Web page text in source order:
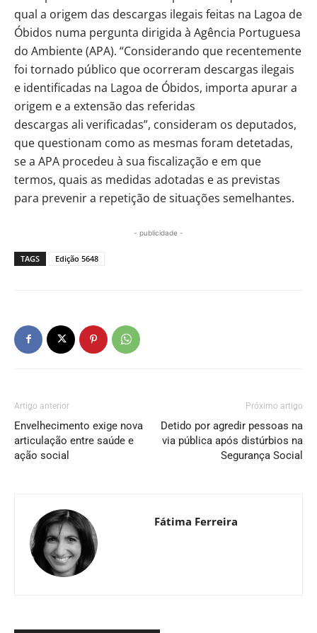
qual a origem das descargas ilegais feitas na Lagoa de
Óbidos numa pergunta dirigida à Agência Portuguesa
do Ambiente (APA). “Considerando que recentemente
foi tornado público que ocorreram descargas ilegais
e identificadas na Lagoa de Óbidos, importa apurar a
origem e a extensão das referidas
descargas ali verificadas”, consideram os deputados,
que questionam como as mesmas foram detetadas,
se a APA procedeu à sua fiscalização e em que
termos, quais as medidas adotadas e as previstas
para prevenir a repetição de situações semelhantes.
- publicidade -
TAGS Edição 5648
Artigo anterior
Envelhecimento exige nova
articulação entre saúde e
ação social
Próximo artigo
Detido por agredir pessoas na
via pública após distúrbios na
Segurança Social
Fátima Ferreira